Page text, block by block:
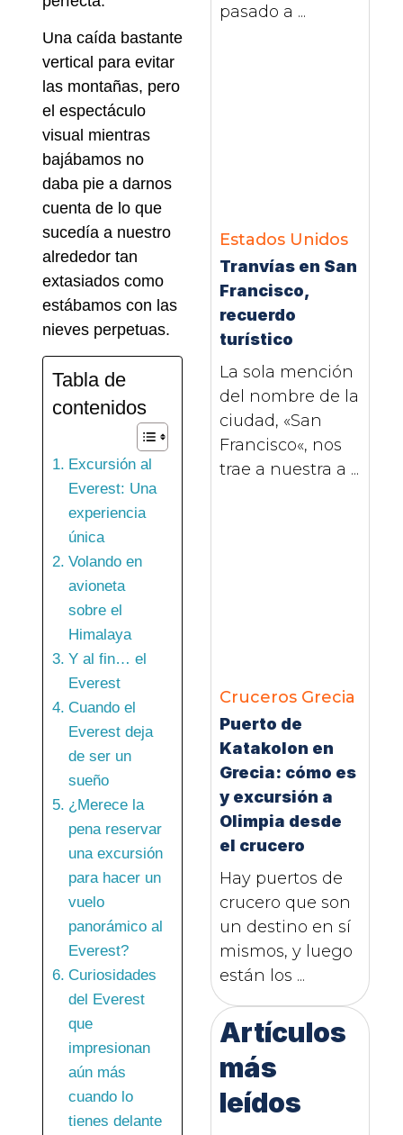
Una caída bastante
vertical para evitar
las montañas, pero
el espectáculo
visual mientras
bajábamos no
daba pie a darnos
cuenta de lo que
sucedía a nuestro
alrededor tan
extasiados como
estábamos con las
nieves perpetuas.
Tabla de
contenidos
Excursión al
Everest: Una
experiencia
única
Volando en
avioneta
sobre el
Himalaya
Y al fin… el
Everest
Cuando el
Everest deja
de ser un
sueño
¿Merece la
pena reservar
una excursión
para hacer un
vuelo
panorámico al
Everest?
Curiosidades
del Everest
que
impresionan
aún más
cuando lo
tienes delante
pasado a ...
Estados Unidos
Tranvías en San
Francisco,
recuerdo
turístico
La sola mención
del nombre de la
ciudad, «San
Francisco«, nos
trae a nuestra a ...
Cruceros Grecia
Puerto de
Katakolon en
Grecia: cómo es
y excursión a
Olimpia desde
el crucero
Hay puertos de
crucero que son
un destino en sí
mismos, y luego
están los ...
Artículos
más
leídos